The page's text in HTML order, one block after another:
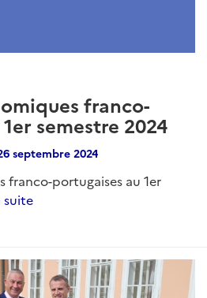
franco-
semestre 2024
septembre 2024
franco-portugaises au 1er
suite